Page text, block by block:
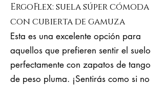
ErgoFlex: suela súper cómoda
con cubierta de gamuza
Esta es una excelente opción para
aquellos que prefieren sentir el suelo
perfectamente con zapatos de tango
de peso pluma. ¡Sentirás como si no